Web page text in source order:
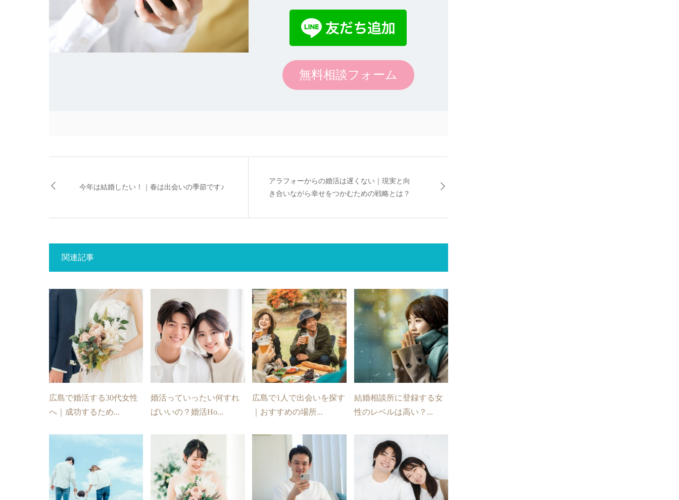
無料相談フォーム
今年は結婚したい！｜春は出会いの季節です♪
アラフォーからの婚活は遅くない｜現実と向
き合いながら幸せをつかむための戦略とは？
関連記事
広島で婚活する30代女性
へ｜成功するため...
婚活っていったい何すれ
ばいいの？婚活Ho...
広島で1人で出会いを探す
｜おすすめの場所...
結婚相談所に登録する女
性のレベルは高い？...